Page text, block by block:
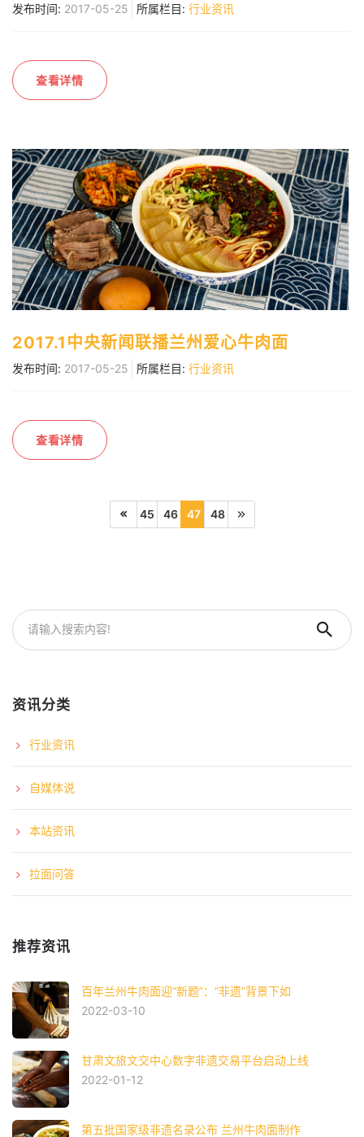
发布时间: 2017-05-25 所属栏目: 行业资讯
查看详情
2017.1中央新闻联播兰州爱心牛肉面
发布时间: 2017-05-25 所属栏目: 行业资讯
查看详情
45 46 47 48
资讯分类
行业资讯
自媒体说
本站资讯
拉面问答
推荐资讯
百年兰州牛肉面迎“新题”：“非遗”背景下如
2022-03-10
甘肃文旅文交中心数字非遗交易平台启动上线
2022-01-12
第五批国家级非遗名录公布 兰州牛肉面制作